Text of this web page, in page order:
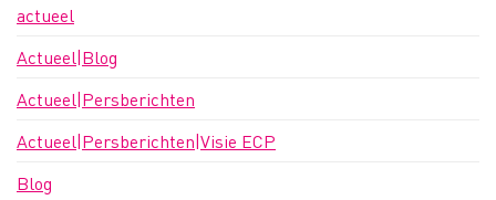
actueel
Actueel|Blog
Actueel|Persberichten
Actueel|Persberichten|Visie ECP
Blog